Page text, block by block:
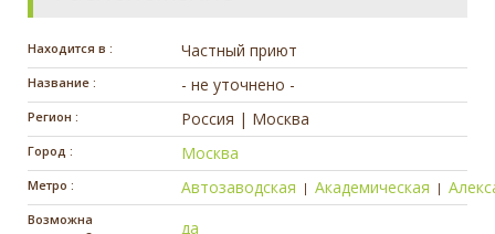
Находится в : Частный приют
Название : - не уточнено -
Регион : Россия | Москва
Город : Москва
Метро : Автозаводская | Академическая |
Возможна
да